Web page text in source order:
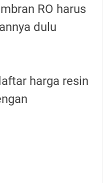
RO harus
dulu
harga resin